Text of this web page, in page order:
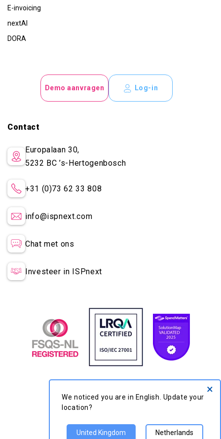
E-invoicing
nextAI
DORA
Demo aanvragen Log-in
Contact
Europalaan 30,
5232 BC’s-Hertogenbosch
+31 (0)73 62 33 808
info@ispnext.com
Chat met ons
Investeer in ISPnext
×
We noticed you are in English. Update your
location?
United Kingdom Netherlands